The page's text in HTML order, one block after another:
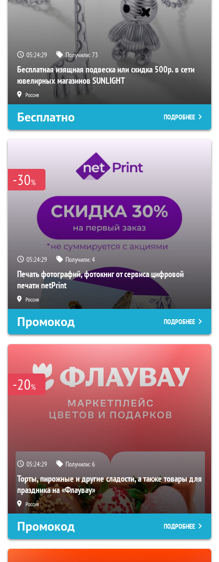
05:24:28 Получили:73
Бесплатная изящная подвеска или скидка 500р. в сети
ювелирных магазинов SUNLIGHT
Россия
Бесплатно ПОДРОБНЕЕ
-30%
05:24:28 Получили:4
Печать фотографий, фотокниг от сервиса цифровой
печати netPrint
Россия
Промокод ПОДРОБНЕЕ
-20%
05:24:28 Получили:6
Торты, пирожные и другие сладости, а также товары для
праздника на «Флаувау»
Россия
Промокод ПОДРОБНЕЕ